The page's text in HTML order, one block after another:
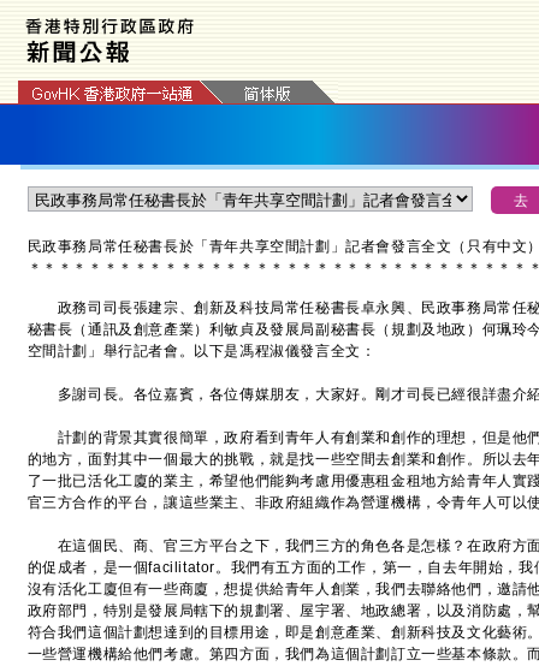
民政事務局常任秘書長於「青年共享空間計劃」記者會發言全文（只有中文
＊ ＊ ＊ ＊ ＊ ＊ ＊ ＊ ＊ ＊ ＊ ＊ ＊ ＊ ＊ ＊ ＊ ＊ ＊ ＊ ＊ ＊ ＊ ＊ ＊ ＊ ＊ ＊ ＊ ＊ ＊ ＊ ＊
政務司司長張建宗、創新及科技局常任秘書長卓永興、民政事務局常任
秘書長（通訊及創意產業）利敏貞及發展局副秘書長（規劃及地政）何珮玲
空間計劃」舉行記者會。以下是馮程淑儀發言全文：
多謝司長。各位嘉賓，各位傳媒朋友，大家好。剛才司長已經很詳盡介
計劃的背景其實很簡單，政府看到青年人有創業和創作的理想，但是他
的地方，面對其中一個最大的挑戰，就是找一些空間去創業和創作。所以去
了一批已活化工廈的業主，希望他們能夠考慮用優惠租金租地方給青年人實
官三方合作的平台，讓這些業主、非政府組織作為營運機構，令青年人可以
在這個民、商、官三方平台之下，我們三方的角色各是怎樣？在政府方
的促成者，是一個facilitator。我們有五方面的工作，第一，自去年開始，
沒有活化工廈但有一些商廈，想提供給青年人創業，我們去聯絡他們，邀請
政府部門，特別是發展局轄下的規劃署、屋宇署、地政總署，以及消防處，
符合我們這個計劃想達到的目標用途，即是創意產業、創新科技及文化藝術
一些營運機構給他們考慮。第四方面，我們為這個計劃訂立一些基本條款。